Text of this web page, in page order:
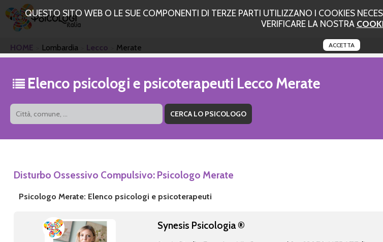
QUESTO SITO WEB O LE SUE COMPONENTI DI TERZE PARTI UTILIZZANO I COOKIES
VERIFICARE LA NOSTRA
ACCETTA
HOME Lombardia Lecco Merate
Elenco psicologi e psicoterapeuti Lecco Merate
Disturbo Ossessivo Compulsivo: Psicologo Merate
Psicologo Merate: Elenco psicologi e psicoterapeuti
Synesis Psicologia ®